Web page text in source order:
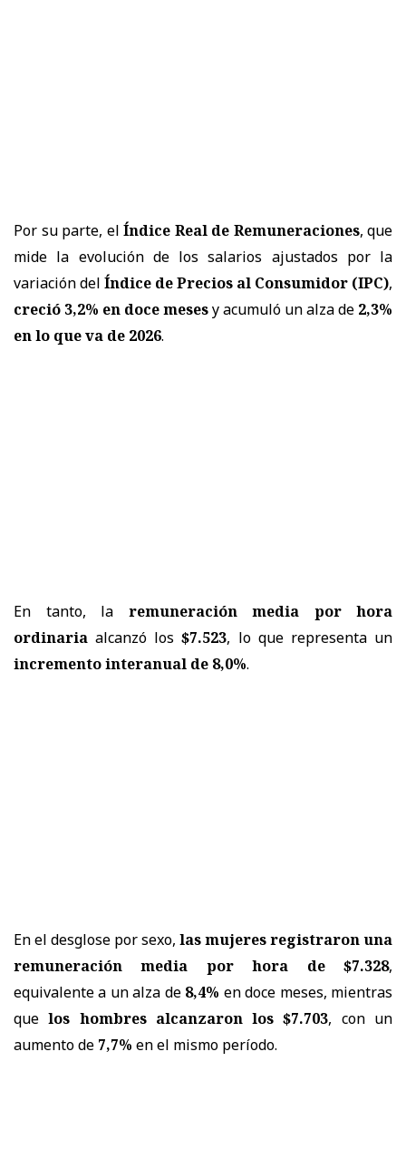
Por su parte, el Índice Real de Remuneraciones, que
mide la evolución de los salarios ajustados por la
variación del Índice de Precios al Consumidor (IPC),
creció 3,2% en doce mesesy acumuló un alza de 2,3%
en lo que va de 2026.
En tanto, la remuneración media por hora
ordinaria alcanzó los$7.523, lo que representa un
incremento interanual de 8,0%.
En el desglose por sexo, las mujeres registraron una
remuneración media por hora de $7.328,
equivalente a un alza de 8,4% en doce meses, mientras
quelos hombres alcanzaron los $7.703, con un
aumento de 7,7% en el mismo período.